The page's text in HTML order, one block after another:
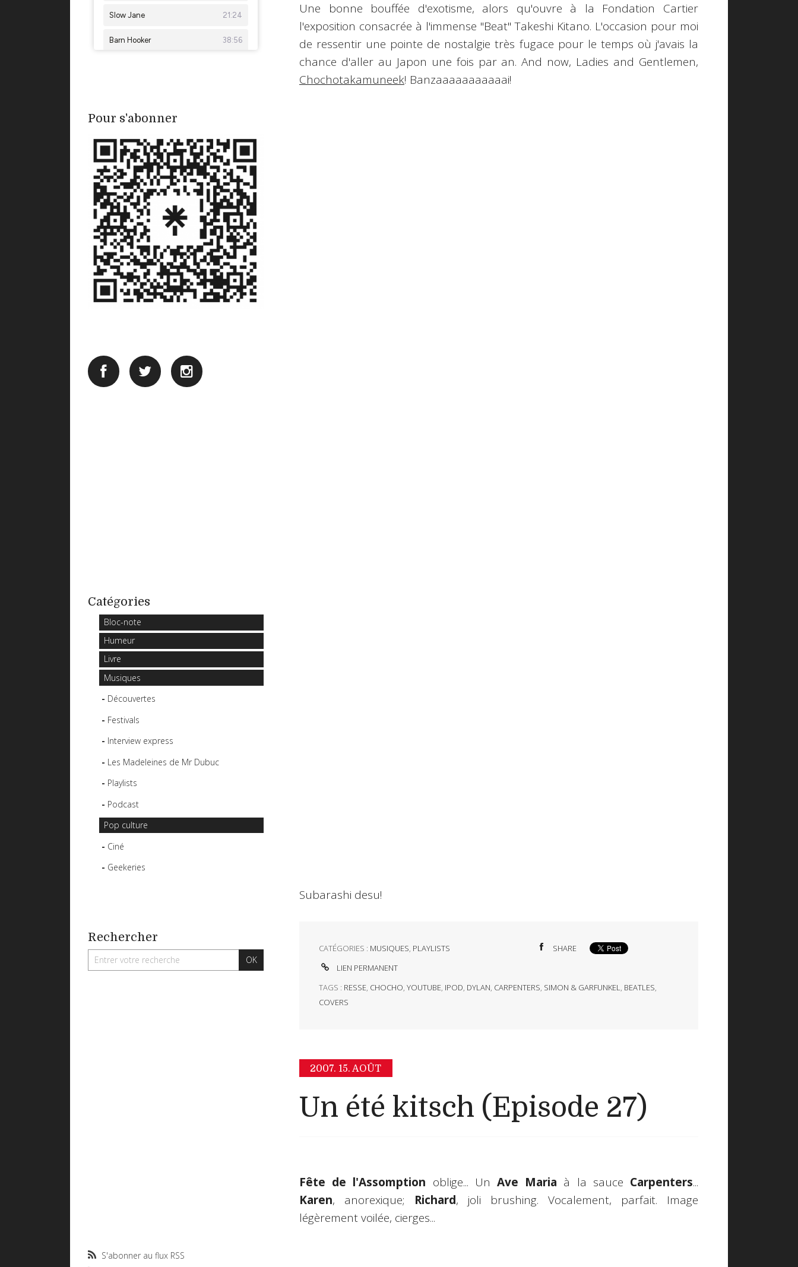
Pour s'abonner
Catégories
Bloc-note
Humeur
Livre
Musiques
Découvertes
Festivals
Interview express
Les Madeleines de Mr Dubuc
Playlists
Podcast
Pop culture
Ciné
Geekeries
Rechercher
S'abonner au flux RSS
Une bonne bouffée d'exotisme, alors qu'ouvre à la Fondation Cartier
l'exposition consacrée à l'immense "Beat" Takeshi Kitano. L'occasion pour moi
de ressentir une pointe de nostalgie très fugace pour le temps où j'avais la
chance d'aller au Japon une fois par an. And now, Ladies and Gentlemen,
Chochotakamuneek! Banzaaaaaaaaaaai!
Subarashi desu!
CATÉGORIES : MUSIQUES, PLAYLISTS
SHARE
LIEN PERMANENT
TAGS : RESSE, CHOCHO, YOUTUBE, IPOD, DYLAN, CARPENTERS, SIMON & GARFUNKEL, BEATLES,
COVERS
2007. 15. AOÛT
Un été kitsch (Episode 27)
Fête de l'Assomption oblige... UnAve Maria à la sauce Carpenters...
Karen, anorexique; Richard, joli brushing. Vocalement, parfait. Image
légèrement voilée, cierges...